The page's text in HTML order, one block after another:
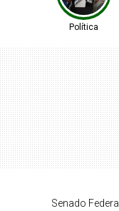
Política
Senado Federal